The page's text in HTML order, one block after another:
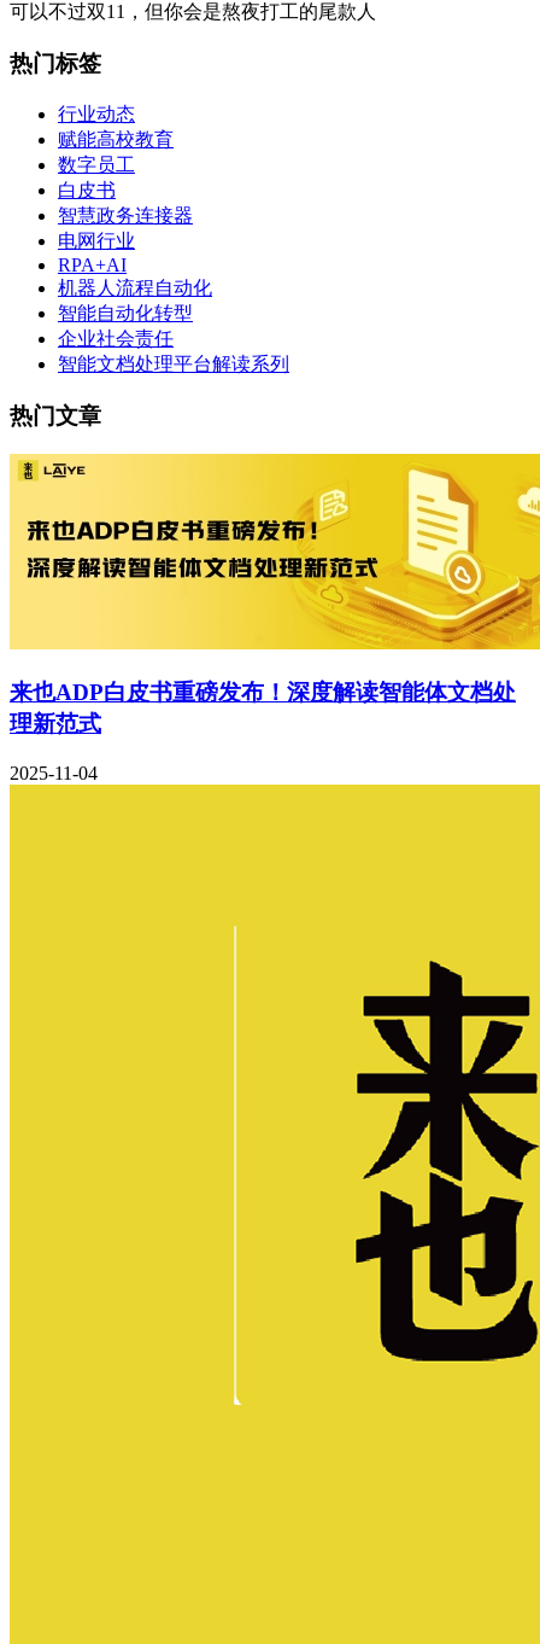
可以不过双11，但你会是熬夜打工的尾款人
热门标签
行业动态
赋能高校教育
数字员工
白皮书
智慧政务连接器
电网行业
RPA+AI
机器人流程自动化
智能自动化转型
企业社会责任
智能文档处理平台解读系列
热门文章
来也ADP白皮书重磅发布！深度解读智能体文档处
理新范式
2025-11-04